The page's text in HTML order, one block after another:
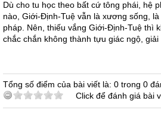
Dù cho tu học theo bất cứ tông phái, hệ
nào, Giới-Định-Tuệ vẫn là xương sống,
pháp. Nên, thiếu vắng Giới-Định-Tuệ thì
chắc chắn không thành tựu giác ngộ, giải
Tổng số điểm của bài viết là: 0 trong 0
Click để đánh giá bài